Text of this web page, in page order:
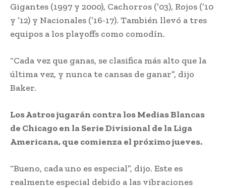
Gigantes (1997 y 2000), Cachorros (’03), Rojos (’10
y ’12) y Nacionales (’16-17). También llevó a tres
equipos a los playoffs como comodín.
“Cada vez que ganas, se clasifica más alto que la
última vez, y nunca te cansas de ganar”, dijo
Baker.
Los Astros jugarán contra los Medias Blancas
de Chicago en la Serie Divisional de la Liga
Americana, que comienza el próximo jueves.
“Bueno, cada uno es especial”, dijo. Este es
realmente especial debido a las vibraciones